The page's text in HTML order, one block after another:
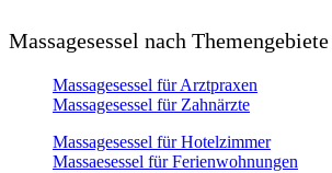
Massagesessel nach Themengebiete
Massagesessel für Arztpraxen
Massagesessel für Zahnärzte
Massagesessel für Hotelzimmer
Massaesessel für Ferienwohnungen